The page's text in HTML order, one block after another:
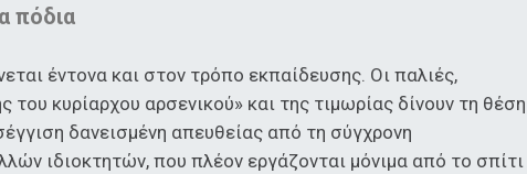
πόδια
έντονα και στον τρόπο εκπαίδευσης. Οι παλιές,
του κυρίαρχου αρσενικού» και της τιμωρίας δίνουν τη θέση
δανεισμένη απευθείας από τη σύγχρονη
ιδιοκτητών, που πλέον εργάζονται μόνιμα από το σπίτι